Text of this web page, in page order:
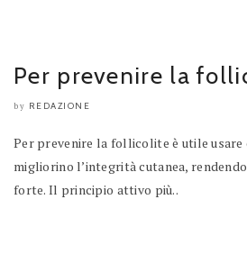
Per prevenire la
by REDAZIONE
Per prevenire la follicolite è utile usare
migliorino l’integrità cutanea,
forte. Il principio attivo più..